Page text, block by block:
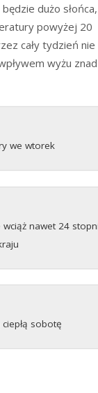
dużo słońca,
powyżej 20
cały tydzień nie
wyżu znad
we wtorek
nawet 24
sobotę